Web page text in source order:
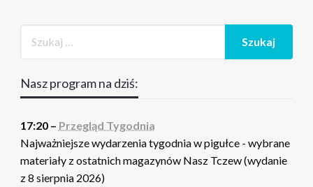
Nasz program na dziś:
17:20 – Przegląd Tygodnia
Najważniejsze wydarzenia tygodnia w pigułce - wybrane
materiały z ostatnich magazynów Nasz Tczew (wydanie
z 8 sierpnia 2026)